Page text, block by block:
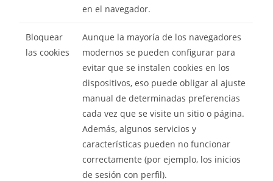
en el navegador.
Bloquear
las cookies
Aunque la mayoría de los navegadores
modernos se pueden configurar para
evitar que se instalen cookies en los
dispositivos, eso puede obligar al ajuste
manual de determinadas preferencias
cada vez que se visite un sitio o página.
Además, algunos servicios y
características pueden no funcionar
correctamente (por ejemplo, los inicios
de sesión con perfil).